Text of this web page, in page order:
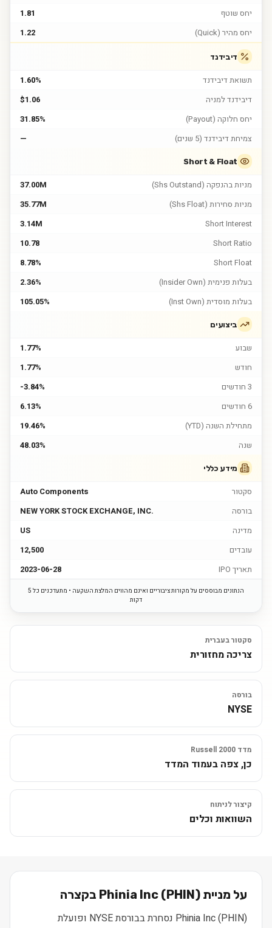
יחס שוטף
1.81
יחס מהיר (Quick)
1.22
דיבידנד
תשואת דיבידנד
1.60%
דיבידנד למניה
$1.06
יחס חלוקה (Payout)
31.85%
צמיחת דיבידנד (5 שנים)
—
Short & Float
מניות בהנפקה (Shs Outstand)
37.00M
מניות סחירות (Shs Float)
35.77M
Short Interest
3.14M
Short Ratio
10.78
Short Float
8.78%
בעלות פנימית (Insider Own)
2.36%
בעלות מוסדית (Inst Own)
105.05%
ביצועים
שבוע
1.77%
חודש
1.77%
3 חודשים
-3.84%
6 חודשים
6.13%
מתחילת השנה (YTD)
19.46%
שנה
48.03%
מידע כללי
סקטור
Auto Components
בורסה
NEW YORK STOCK EXCHANGE, INC.
מדינה
US
עובדים
12,500
תאריך IPO
2023-06-28
הנתונים מבוססים על מקורות ציבוריים ואינם מהווים המלצת השקעה • מתעדכנים כל 5
דקות
סקטור בעברית
צריכה מחזורית
בורסה
NYSE
מדד Russell 2000
כן, צפה בעמוד המדד
קיצור לניתוח
השוואות וכלים
על מניית Phinia Inc (PHIN) בקצרה
Phinia Inc (PHIN) נסחרת בבורסת NYSE ופועלת